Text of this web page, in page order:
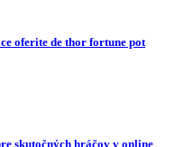
oferite de thor fortune pot
skutočných hráčov v online